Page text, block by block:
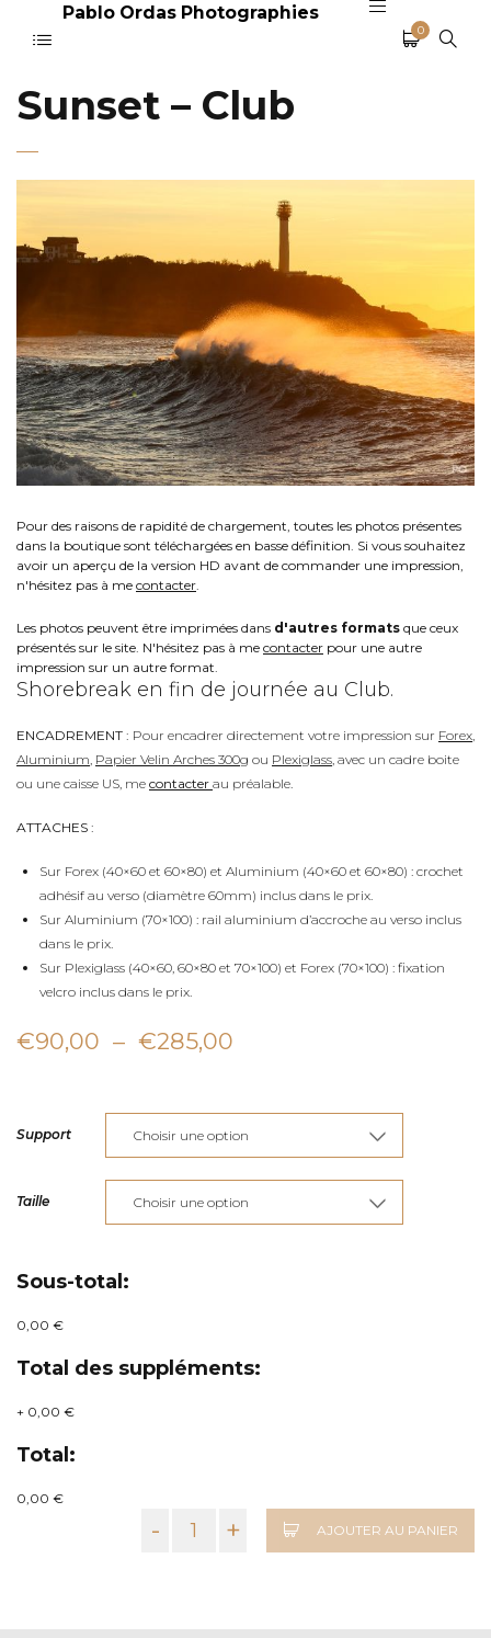
Pablo Ordas Photographies
0
Sunset – Club
Pour des raisons de rapidité de chargement, toutes les photos présentes
dans la boutique sont téléchargées en basse définition. Si vous souhaitez
avoir un aperçu de la version HD avant de commander une impression,
n'hésitez pas à me contacter
Les photos peuvent être imprimées dans d'autres formats que ceux
présentés sur le site. N'hésitez pas à me contacter pour une autre
impression sur un autre format.
Shorebreak en fin de journée au Club.
ENCADREMENT : Pour encadrer directement votre impression sur Forex
Aluminium Papier Velin Arches 300g ou Plexiglass , avec un cadre boite
ou une caisse US, me contacter au préalable.
ATTACHES :
Sur Forex (40×60 et 60×80) et Aluminium (40×60 et 60×80) : crochet
adhésif au verso (diamètre 60mm) inclus dans le prix.
Sur Aluminium (70×100) : rail aluminium d’accroche au verso inclus
dans le prix.
Sur Plexiglass (40×60, 60×80 et 70×100) et Forex (70×100) : fixation
velcro inclus dans le prix.
€90,00 – €285,00
prix :
€90,00
à
€285,00
Support
Taille
Sous-total:
0,00 €
Total des suppléments:
+ 0,00 €
Total:
0,00 €
- + AJOUTER AU PANIER